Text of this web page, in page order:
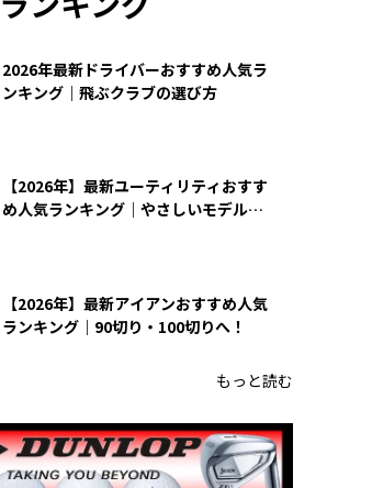
2026年最新ドライバーおすすめ人気ラ
ンキング｜飛ぶクラブの選び方
【2026年】最新ユーティリティおすす
め人気ランキング｜やさしいモデルの
【2026年】最新アイアンおすすめ人気
ランキング｜90切り・100切りへ！
もっと読む